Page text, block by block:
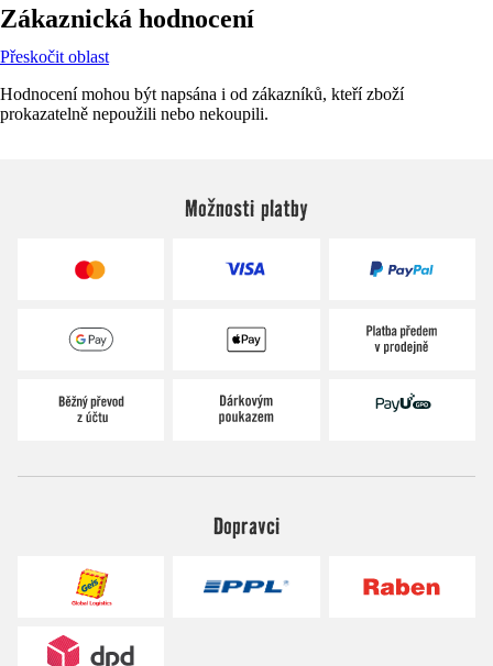
Zákaznická hodnocení
Přeskočit oblast
Hodnocení mohou být napsána i od zákazníků, kteří zboží
prokazatelně nepoužili nebo nekoupili.
Možnosti platby
Dopravci